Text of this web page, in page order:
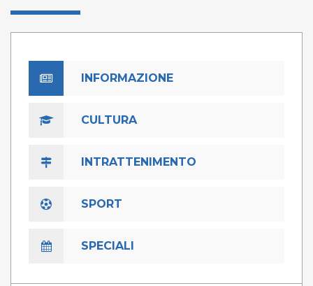
INFORMAZIONE
CULTURA
INTRATTENIMENTO
SPORT
SPECIALI